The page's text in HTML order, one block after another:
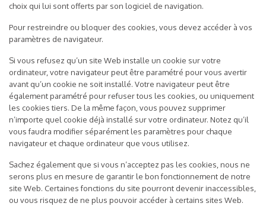
choix qui lui sont offerts par son logiciel de navigation.
Pour restreindre ou bloquer des cookies, vous devez accéder à vos
paramètres de navigateur.
Si vous refusez qu’un site Web installe un cookie sur votre
ordinateur, votre navigateur peut être paramétré pour vous avertir
avant qu’un cookie ne soit installé. Votre navigateur peut être
également paramétré pour refuser tous les cookies, ou uniquement
les cookies tiers. De la même façon, vous pouvez supprimer
n’importe quel cookie déjà installé sur votre ordinateur. Notez qu’il
vous faudra modifier séparément les paramètres pour chaque
navigateur et chaque ordinateur que vous utilisez.
Sachez également que si vous n’acceptez pas les cookies, nous ne
serons plus en mesure de garantir le bon fonctionnement de notre
site Web. Certaines fonctions du site pourront devenir inaccessibles,
ou vous risquez de ne plus pouvoir accéder à certains sites Web.